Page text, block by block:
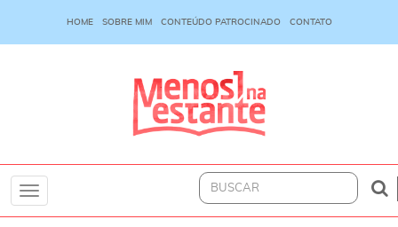
HOME SOBRE MIM CONTEÚDO PATROCINADO CONTATO
Toggle